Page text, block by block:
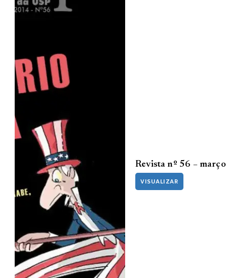
Revista nº 56 –
VISUALIZAR